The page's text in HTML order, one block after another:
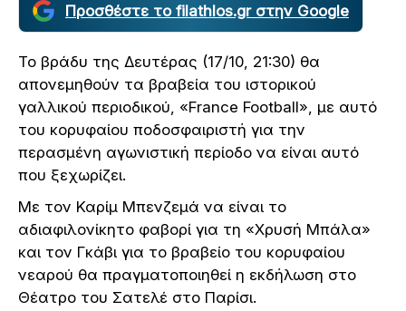
Προσθέστε το filathlos.gr στην Google
Το βράδυ της Δευτέρας (17/10, 21:30) θα
απονεμηθούν τα βραβεία του ιστορικού
γαλλικού περιοδικού, «France Football», με αυτό
του κορυφαίου ποδοσφαιριστή για την
περασμένη αγωνιστική περίοδο να είναι αυτό
που ξεχωρίζει.
Με τον Καρίμ Μπενζεμά να είναι το
αδιαφιλονίκητο φαβορί για τη «Χρυσή Μπάλα»
και τον Γκάβι για το βραβείο του κορυφαίου
νεαρού θα πραγματοποιηθεί η εκδήλωση στο
Θέατρο του Σατελέ στο Παρίσι.